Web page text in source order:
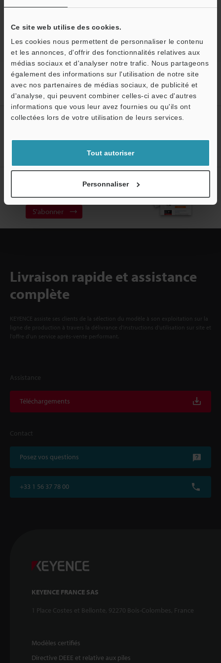
Ce site web utilise des cookies.
Les cookies nous permettent de personnaliser le contenu
et les annonces, d'offrir des fonctionnalités relatives aux
médias sociaux et d'analyser notre trafic. Nous partageons
également des informations sur l'utilisation de notre site
avec nos partenaires de médias sociaux, de publicité et
d'analyse, qui peuvent combiner celles-ci avec d'autres
informations que vous leur avez fournies ou qu'ils ont
collectées lors de votre utilisation de leurs services.
Tout autoriser
Personnaliser
Accueil Produits Microscopes
Microscopes Laser
Microscope à balayage laser 3D
Modèles
Platine goniométrique
pour platine de 300 mm
Créez votre compte KEYENCE
Inscrivez-vous maintenant!
Abonnement à la lettre
d'information
S'abonner
Livraison rapide et assistance
complète
KEYENCE assiste ses clients de la sélection du modèle à son exploitation sur la
ligne de production à travers la délivrance d'instructions d'utilisation sur site et
l'offre d'un service après-vente performant.
Assistance
Téléchargements
Contact
Posez vos questions
+33 1 56 37 78 00
KEYENCE FRANCE SAS
1 Place Costes et Bellonte, 92270 Bois-Colombes, France
Modèles certifiés
Directive DEEE et relative aux piles